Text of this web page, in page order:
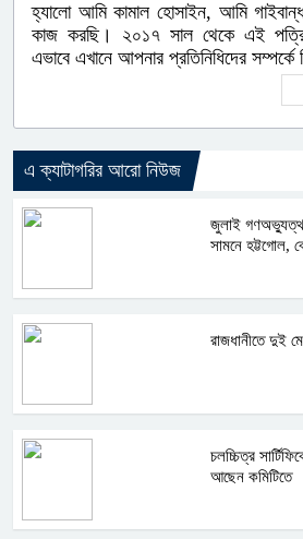
হ্যালো আমি কামাল হোসাইন, আমি
কাজ করছি। ২০১৭ সাল থেকে এই
এভাবে এখানে আপনার প্রতিনিধিদের সম্পর্কে
এ ক্যাটাগরির আরো নিউজ
জুলাই
সামনে হট্টগোল,
রাজধানীতে দুই
চলচ্চিত্র
আছেন কমিটিতে